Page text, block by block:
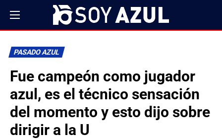
PASADO AZUL
Fue campeón como jugador
azul, es el técnico sensación
del momento y esto dijo sobre
dirigir a la U